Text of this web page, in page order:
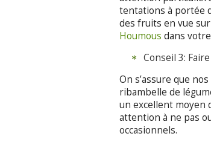
tentations à portée
des fruits en vue
Houmous dans
Conseil 3:
On s’assure que
ribambelle de
un excellent moyen
attention à ne pas
occasionnels.